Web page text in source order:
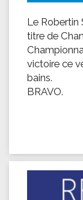
Le Robertin
titre de
victoire ce
bains.
BRAVO.